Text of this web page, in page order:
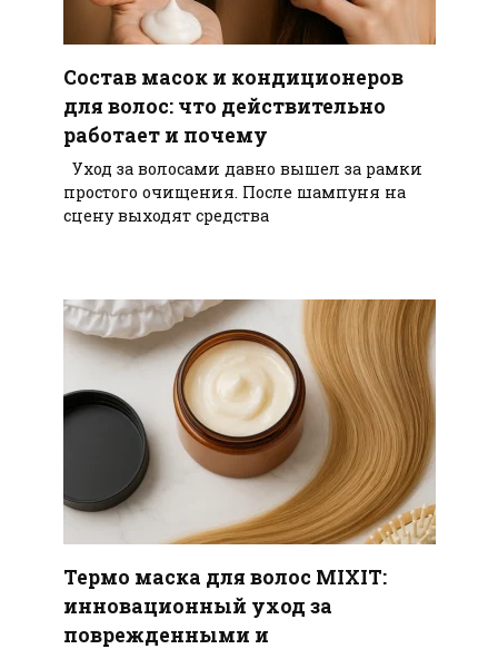
Состав масок и кондиционеров
для волос: что действительно
работает и почему
Уход за волосами давно вышел за рамки
простого очищения. После шампуня на
сцену выходят средства
Термо маска для волос MIXIT:
инновационный уход за
поврежденными и